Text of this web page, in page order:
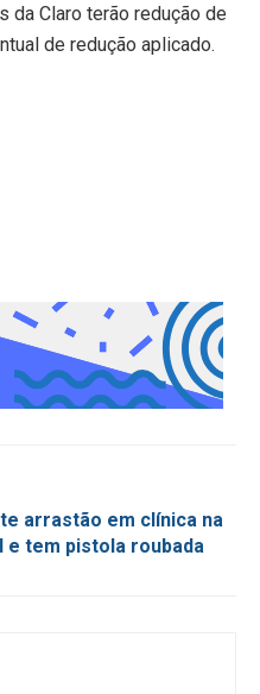
da Claro terão redução de
de redução aplicado.
arrastão em clínica na
e tem pistola roubada